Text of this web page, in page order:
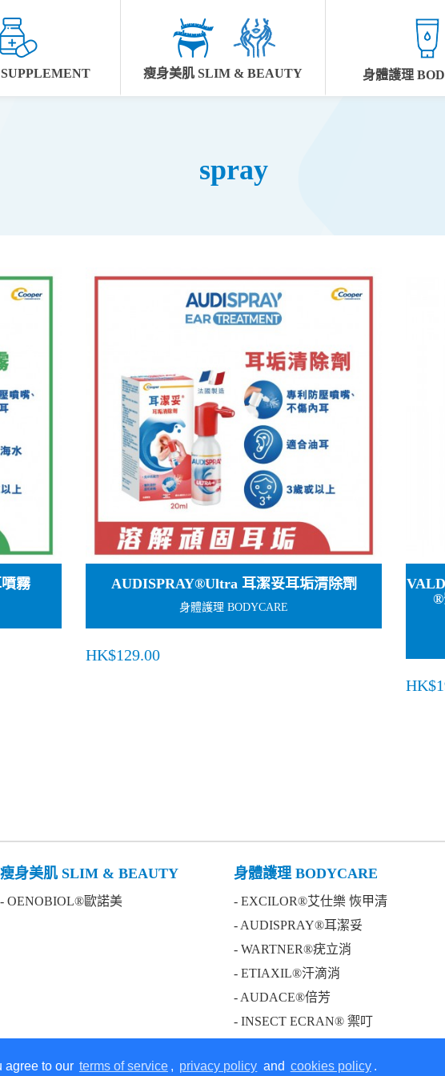
agree to our terms of service , privacy policy and cookies policy .
on our website
瘦身美肌 SLIM & BEAUTY 身體護理
spray
霧 AUDISPRAY®Ultra 耳潔妥耳垢清除劑
身體護理 BODYCARE
HK$129.00
®
瘦身美肌 SLIM & BEAUTY
- OENOBIOL®歐諾美
身體護理 BODYCARE
- EXCILOR®艾仕樂 恢甲清
- AUDISPRAY®耳潔妥
- WARTNER®疣立消
- ETIAXIL®汗滴消
- AUDACE®倍芳
- INSECT ECRAN® 禦叮